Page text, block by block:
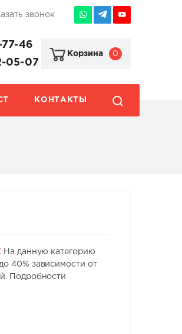
звонок
46
05-07
Корзина 0
КОНТАКТЫ
На данную категорию
40% зависимости от
Подробности